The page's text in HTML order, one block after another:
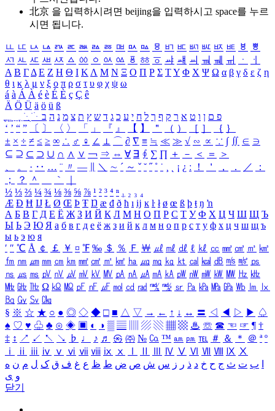
北京 을 입력하시려면 beijing을 입력하시고 space를 누르
시면 됩니다.
ㅥ ㅦ ㅧ ㅨ ㅩ ㅪ ㅫ ㅬ ㅭ ㅮ ㅯ ㅰ ㅱ ㅲ ㅳ ㅴ ㅵ ㅶ ㅷ ㅸ
ㅹ
ㅺ ㅻ ㅼ ㅽ ㅾ ㅿ ㆀ ㆁ ㆂ ㆃ ㆄ ㆅ ㆆ ㆇ ㆈ ㆉ ㆊ ㆋ ㆌ ㆍ
ㆎ
Α Β ΓΔ Ε Ζ Η Θ Ι ΚΛ Μ Ν Ξ Ο Π Ρ Σ ΤΥ Φ Χ Ψ Ω α β γ δ ε ζ η
θ ι κ λ μ ν ξ ο π ρ σ τ υ φ χ ψ ω
á à Á À é è É È ç Ç ê
Ä Ö Ü ä ö ü ß
ִֶֹ ֻּ ׁׂ פ ם ן ו ט א ר ק ף ך ל ח י ע כ ג ד ש ץ ת צ מ נ ה ב
‘ ’ “ ” 〔 〕 〈 〉 「 」 『 』 【 】 ＂ （ ） ［ ］ ｛ ｝
± × ÷ ≠ ≤ ≥ ∞ ∴ ♂ ♀ ∠ ⊥ ⌒ ∂ ∇ ≡ ≒ ≪ ≫ √ ∽ ∝ ∵ ∫ ∬ ∈ ∋
⊆ ⊇ ⊂ ⊃ ∪ ∩ ∧ ∨ ￢ ⇒ ⇔ ∀ ∃ ∮ ∑ ∏ ＋ － ＜ ＝
＞
、
。 · ‥ … ¨ 〃 ― ＼ ∼ ´ ～ ˇ ˘ ˝ ˚ ˙ ¸ ¡ ¿ ː ！ ＇ ， ． ／
：
；
？ ＾ ｀
½ ⅓ ⅔ ¼ ¾ ⅛ ⅜ ⅝ ⅞ ¹ ² ³ ⁴ ⁿ ₁ ₂ ₃ ₄
Æ Ð Ħ Ĳ Ł Ø Œ Þ Ŧ Ŋ æ đ ð ħ ı ĳ ĸ ŀ ł ø œ ß þ ŧ ŋ ŉ
А Б В Г Д Е Ё Ж З И Й К Л М Н О П Р С Т У Ф Х Ц Ч Ш Щ Ъ
Ы Ь Э Ю Я а б в г д е ё ж з и й к л м н о п р с т у ф х ц ч ш щ ъ
ы ь э ю я
′ ″ ℃ Å ￠ ￡ ￥ ¤ ℉ ‰ ＄ ％ Ｆ ￦ ㎕ ㎖ ㎗ ℓ ㎘ ㏄ ㎣ ㎤ ㎥ ㎦
㎙ ㎚ ㎛ ㎜ ㎝ ㎞ ㎟ ㎠ ㎡ ㎢ ㏊ ㎍ ㎎ ㎏ ㏏ ㎈ ㎉ ㏈ ㎧ ㎨ ㎰
㎱ ㎲ ㎳ ㎴ ㎵ ㎶ ㎷ ㎸ ㎹ ㎀ ㎁ ㎂ ㎃ ㎄ ㎺ ㎻ ㎽ ㎾ ㎿ ㎐ ㎑
㎒ ㎓ ㎔ Ω ㏀ ㏁ ㎊ ㎋ ㎌ ㏖ ㏅ ㎭ ㎮ ㎯ ㏛ ㎩ ㎪ ㎫ ㎬ ㏝ ㏐
㏓
㏃ ㏉ ㏜ ㏆
§ ※ ☆ ★ ○ ● ◎ ◇ ◆ □ ■ △ ▽ → ← ↑ ↓ ↔ 〓 ◁ ◀ ▷ ▶ ♤
♠ ♡ ♥ ♧ ♣ ⊙ ◈ ▣ ◐ ◑ ▒ ▤ ▨ ▧ ▦ ▩ ♨ ☏ ☎ ☜ ☞ ¶ †
‡ ↕ ↗ ↙ ↖ ↘ ♭ ♩ ♪ ♬ ㉿ ㈜ № ㏇ ™ ㏂ ㏘ ℡ ＃ ＆ ＊ ＠ ª º
ⅰ
ⅱ ⅲ ⅳ ⅴ ⅵ ⅶ ⅷ ⅸ ⅹ Ⅳ Ⅴ Ⅵ Ⅶ Ⅷ Ⅸ Ⅹ
ب ت ث ج ح خ د ذ ر ز س ش ص ض ط ظ ع غ ف ق ک ل م ن ه
و ی
닫기